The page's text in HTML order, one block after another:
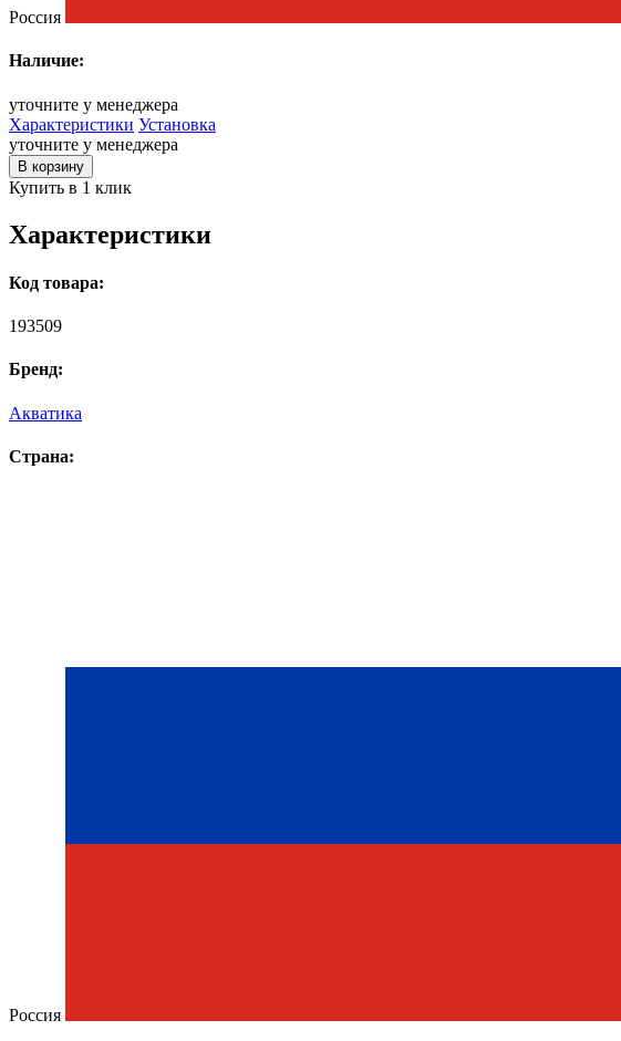
Россия
Наличие:
уточните у менеджера
Характеристики Установка
уточните у менеджера
В корзину
Купить в 1 клик
Характеристики
Код товара:
193509
Бренд:
Акватика
Страна:
Россия